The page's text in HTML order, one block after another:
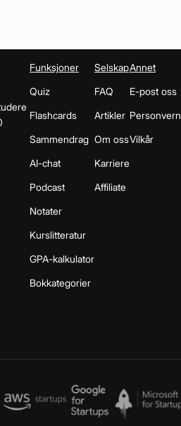
Funksjoner
Quiz
Flashcards
Sammendrag
AI-chat
Podcast
Notater
Kurslitteratur
GPA-kalkulator
Bokkategorier
Selskap
FAQ
Artikler
Om oss
Karriere
Affiliate
Annet
E-post oss
Personvern
Vilkår